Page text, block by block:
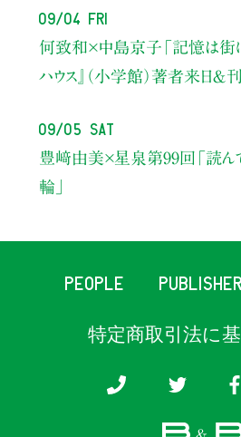
09/04 Fri
何致和×中島京子 「記憶は街
ハウス』（小学館）著者来日＆
09/05 Sat
豊﨑由美×星泉 第99回「読ん
輪」
PEOPLE PUBLISHER
特定商取引法に